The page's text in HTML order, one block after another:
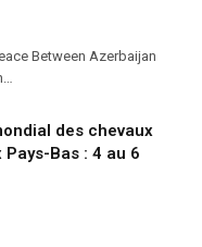
Between Azerbaijan
des chevaux
Bas : 4 au 6